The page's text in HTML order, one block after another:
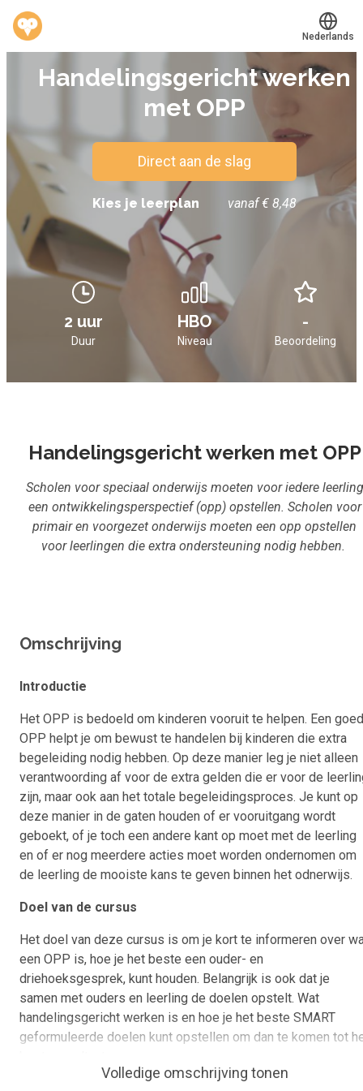
Werkvinders®
Bedrijven
Mijn leerplek
Voucher verzilveren
Account en hulp
Meer
Translate
Nederlands
Handelingsgericht werken
met OPP
Direct aan de slag
Kies je leerplan vanaf € 8,48
2 uur HBO -
Duur Niveau Beoordeling
Handelingsgericht werken met OPP
Scholen voor speciaal onderwijs moeten voor iedere leerling
een ontwikkelingsperspectief (opp) opstellen. Scholen voor
primair en voorgezet onderwijs moeten een opp opstellen
voor leerlingen die extra ondersteuning nodig hebben.
Omschrijving
Introductie
Het OPP is bedoeld om kinderen vooruit te helpen. Een goed
OPP helpt je om bewust te handelen bij kinderen die extra
begeleiding nodig hebben. Op deze manier leg je niet alleen
verantwoording af voor de extra gelden die er voor de
zijn, maar ook aan het totale begeleidingsproces. Je kunt op
deze manier in de gaten houden of er vooruitgang wordt
geboekt, of je toch een andere kant op moet met de leerling
en of er nog meerdere acties moet worden ondernomen om
de leerling de mooiste kans te geven binnen het odnerwijs.
Doel van de cursus
Het doel van deze cursus is om je kort te informeren over
een OPP is, hoe je het beste een ouder- en
driehoeksgesprek, kunt houden. Belangrijk is ook dat je
samen met ouders en leerling de doelen opstelt. Wat
handelingsgericht werken is en hoe je het beste SMART
geformuleerde doelen kunt opstellen om dan te komen tot
Volledige omschrijving tonen